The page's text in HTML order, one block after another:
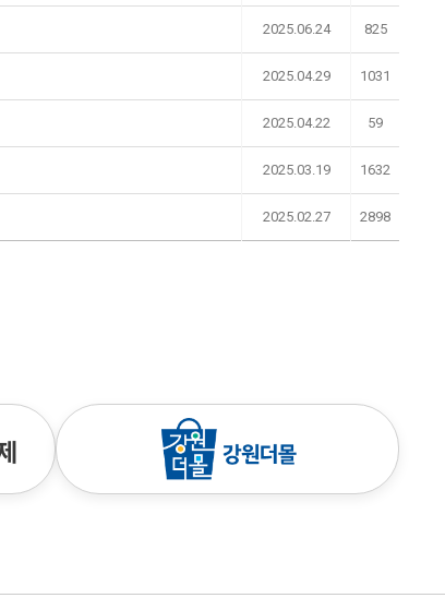
2025.06.24 825
2025.04.29 1031
2025.04.22 59
2025.03.19 1632
2025.02.27 2898